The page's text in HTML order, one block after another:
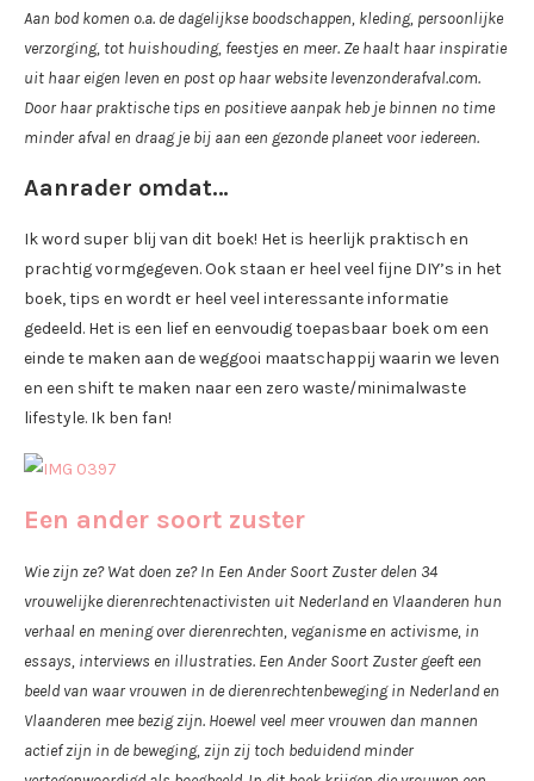
Aan bod komen o.a. de dagelijkse boodschappen, kleding, persoonlijke
verzorging, tot huishouding, feestjes en meer. Ze haalt haar inspiratie
uit haar eigen leven en post op haar website levenzonderafval.com.
Door haar praktische tips en positieve aanpak heb je binnen no time
minder afval en draag je bij aan een gezonde planeet voor iedereen.
Aanrader omdat…
Ik word super blij van dit boek! Het is heerlijk praktisch en
prachtig vormgegeven. Ook staan er heel veel fijne DIY’s in het
boek, tips en wordt er heel veel interessante informatie
gedeeld. Het is een lief en eenvoudig toepasbaar boek om een
einde te maken aan de weggooi maatschappij waarin we leven
en een shift te maken naar een zero waste/minimalwaste
lifestyle. Ik ben fan!
Een ander soort zuster
Wie zijn ze? Wat doen ze? In Een Ander Soort Zuster delen 34
vrouwelijke dierenrechtenactivisten uit Nederland en Vlaanderen hun
verhaal en mening over dierenrechten, veganisme en activisme, in
essays, interviews en illustraties. Een Ander Soort Zuster geeft een
beeld van waar vrouwen in de dierenrechtenbeweging in Nederland en
Vlaanderen mee bezig zijn. Hoewel veel meer vrouwen dan mannen
actief zijn in de beweging, zijn zij toch beduidend minder